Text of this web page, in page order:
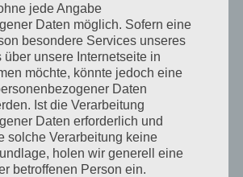
jede Angabe
Daten möglich. Sofern eine
besondere Services unseres
über unsere Internetseite in
möchte, könnte jedoch eine
Daten
Ist die Verarbeitung
Daten erforderlich und
solche Verarbeitung keine
holen wir generell eine
betroffenen Person ein.